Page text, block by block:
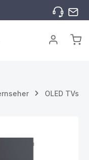
OLED TVs